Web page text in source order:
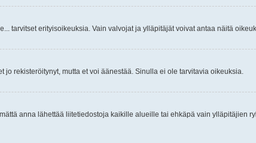
tarvitset erityisoikeuksia. Vain valvojat ja ylläpitäjät voivat antaa näitä
rekisteröitynyt, mutta et voi äänestää. Sinulla ei ole tarvitavia oikeuksia.
anna lähettää liitetiedostoja kaikille alueille tai ehkäpä vain ylläpitäjien